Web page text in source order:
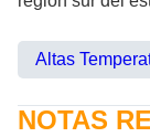
Altas
NOTAS